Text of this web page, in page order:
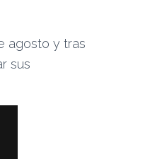
agosto y tras
sus